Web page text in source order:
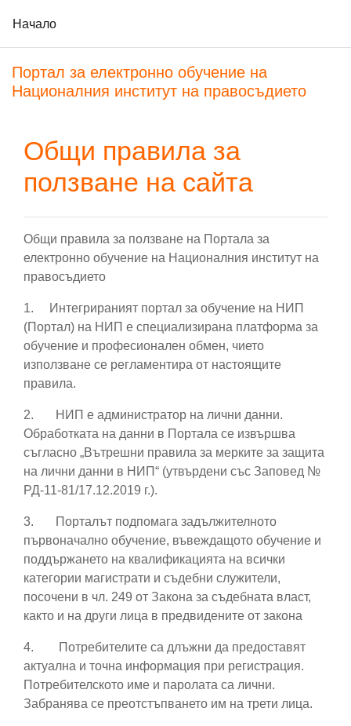
Начало
Портал за електронно обучение на
Националния институт на правосъдието
Общи правила за
ползване на сайта
Общи правила за ползване на Портала за
електронно обучение на Националния институт на
правосъдието
1. Интегрираният портал за обучение на НИП
(Портал) на НИП е специализирана платформа за
обучение и професионален обмен, чието
използване се регламентира от настоящите
правила.
2.
НИП е администратор на лични данни.
Обработката на данни в Портала се извършва
съгласно „Вътрешни правила за мерките за защита
на лични данни в НИП“ (утвърдени със Заповед №
РД-11-81/17.12.2019 г.).
3.
Порталът подпомага задължителното
първоначално обучение, въвеждащото обучение и
поддържането на квалификацията на всички
категории магистрати и съдебни служители,
посочени в чл. 249 от Закона за съдебната власт,
както и на други лица в предвидените от закона
4.
Потребителите са длъжни да предоставят
актуална и точна информация при регистрация.
Потребителското име и паролата са лични.
Забранява се преотстъпването им на трети лица.